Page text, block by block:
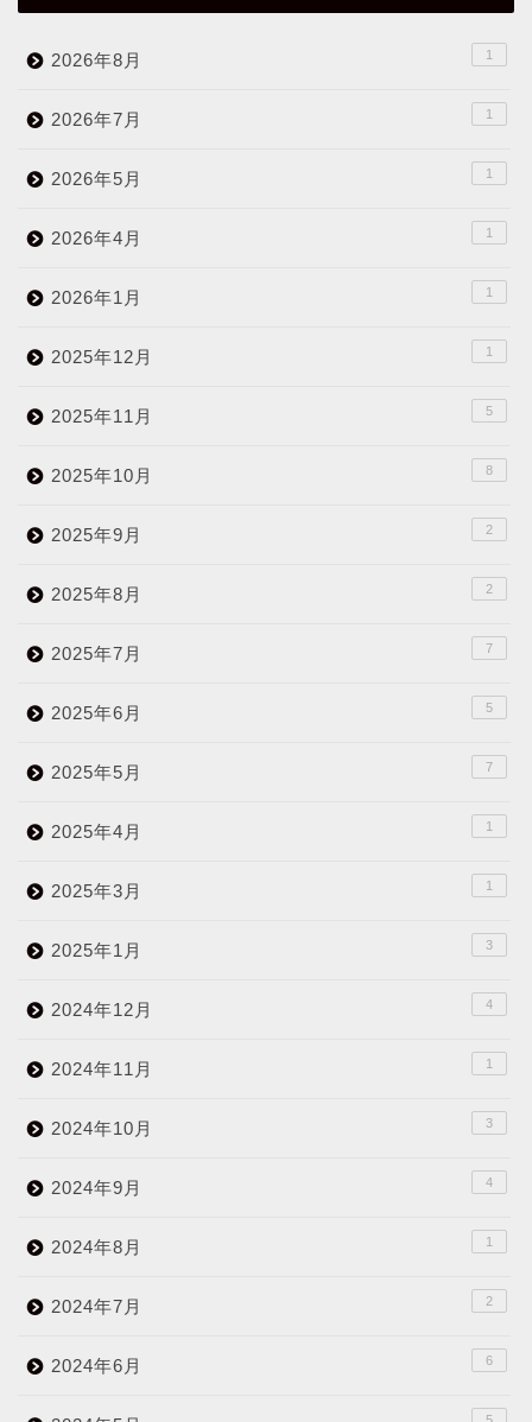
2026年8月 1
2026年7月 1
2026年5月 1
2026年4月 1
2026年1月 1
2025年12月 1
2025年11月 5
2025年10月 8
2025年9月 2
2025年8月 2
2025年7月 7
2025年6月 5
2025年5月 7
2025年4月 1
2025年3月 1
2025年1月 3
2024年12月 4
2024年11月 1
2024年10月 3
2024年9月 4
2024年8月 1
2024年7月 2
2024年6月 6